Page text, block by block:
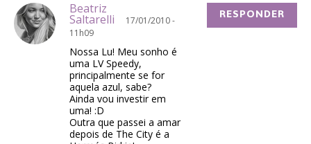
Beatriz
Saltarelli
17/01/2010 -
11h09
Nossa Lu! Meu sonho é
uma LV Speedy,
principalmente se for
aquela azul, sabe?
Ainda vou investir em
uma! :D
Outra que passei a amar
depois de The City é a
RESPONDER